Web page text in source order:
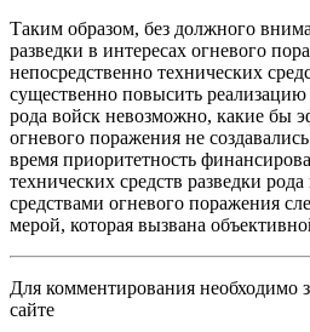
Таким образом, без должного
разведки в интересах огневого
непосредственно технических
существенно повысить реализацию
рода войск невозможно, какие бы
огневого поражения не
время приоритетность
технических средств разведки
средствами огневого поражения
мерой, которая вызвана
Для комментирования необходимо
сайте